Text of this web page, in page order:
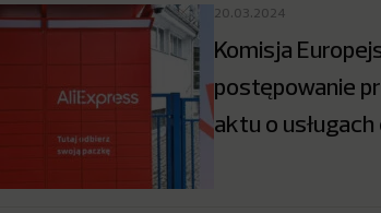
20.03.2024
Komisja
postępowanie
aktu o